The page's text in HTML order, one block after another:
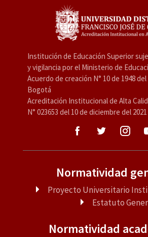
Institución de Educación Superior
y vigilancia por el Ministerio de
Acuerdo de creación N° 10 de 1948
Bogotá
Acreditación Institucional de Alta
N° 023653 del 10 de diciembre del 2021
Normatividad
Proyecto Universitario
Estatuto
Normatividad